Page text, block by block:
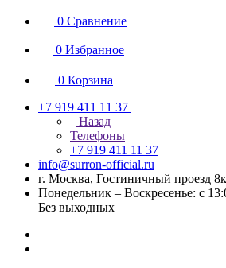
0 Сравнение
0 Избранное
0 Корзина
+7 919 411 11 37
Назад
Телефоны
+7 919 411 11 37
info@surron-official.ru
г. Москва, Гостиничный проезд
Понедельник – Воскресенье: с
Без выходных